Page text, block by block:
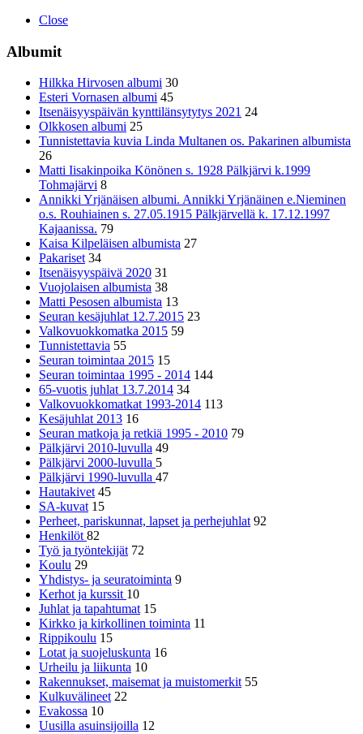
Close
Albumit
Hilkka Hirvosen albumi 30
Esteri Vornasen albumi 45
Itsenäisyyspäivän kynttilänsytytys 2021 24
Olkkosen albumi 25
Tunnistettavia kuvia Linda Multanen os. Pakarinen albumista
26
Matti Iisakinpoika Könönen s. 1928 Pälkjärvi k.1999
Tohmajärvi 8
Annikki Yrjänäisen albumi. Annikki Yrjänäinen e.Nieminen
o.s. Rouhiainen s. 27.05.1915 Pälkjärvellä k. 17.12.1997
Kajaanissa. 79
Kaisa Kilpeläisen albumista 27
Pakariset 34
Itsenäisyyspäivä 2020 31
Vuojolaisen albumista 38
Matti Pesosen albumista 13
Seuran kesäjuhlat 12.7.2015 23
Valkovuokkomatka 2015 59
Tunnistettavia 55
Seuran toimintaa 2015 15
Seuran toimintaa 1995 - 2014 144
65-vuotis juhlat 13.7.2014 34
Valkovuokkomatkat 1993-2014 113
Kesäjuhlat 2013 16
Seuran matkoja ja retkiä 1995 - 2010 79
Pälkjärvi 2010-luvulla 49
Pälkjärvi 2000-luvulla 5
Pälkjärvi 1990-luvulla 47
Hautakivet 45
SA-kuvat 15
Perheet, pariskunnat, lapset ja perhejuhlat 92
Henkilöt82
Työ ja työntekijät 72
Koulu 29
Yhdistys- ja seuratoiminta 9
Kerhot ja kurssit 10
Juhlat ja tapahtumat 15
Kirkko ja kirkollinen toiminta 11
Rippikoulu 15
Lotat ja suojeluskunta 16
Urheilu ja liikunta 10
Rakennukset, maisemat ja muistomerkit 55
Kulkuvälineet 22
Evakossa 10
Uusilla asuinsijoilla 12